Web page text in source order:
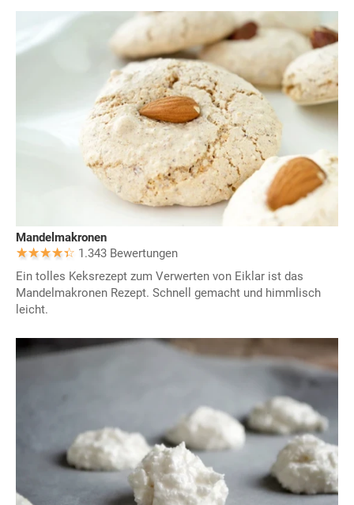
Mandelmakronen
1.343 Bewertungen
Ein tolles Keksrezept zum Verwerten von Eiklar ist das
Mandelmakronen Rezept. Schnell gemacht und himmlisch
leicht.